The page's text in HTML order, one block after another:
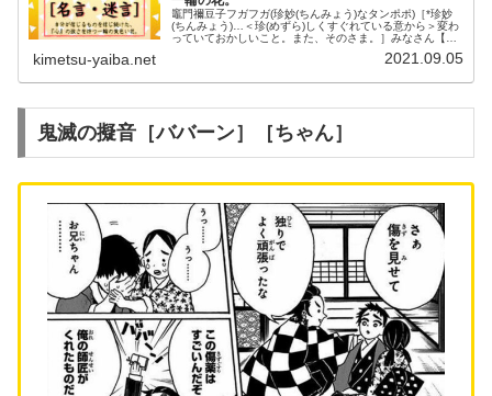
竈門禰豆子フガフガ(珍妙(ちんみょう)なタンポポ)［*珍妙
(ちんみょう)…＜珍(めずら)しくすぐれている意から＞変わ
っていておかしいこと。また、そのさま。］みなさん【鬼
kimetsu-yaiba.net 2021.09.05
鬼滅の擬音［ババーン］［ちゃん］